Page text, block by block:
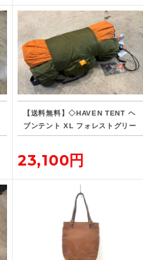
【送料無料】◇HAVEN TENT ヘ
ブンテント XL フォレストグリー
ン
23,100円